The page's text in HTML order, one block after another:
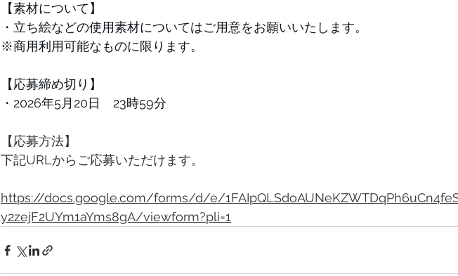
【素材について】
・立ち絵などの使用素材についてはご用意をお願いいたします。
※商用利用可能なものに限ります。
【応募締め切り】
・2026年5月20日　23時59分
【応募方法】
下記URLからご応募いただけます。
https://docs.google.com/forms/d/e/
y2zejF2UYm1aYms8gA/viewform?pli=1